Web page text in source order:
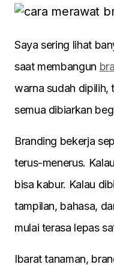
Saya sering lihat
saat membangun
warna sudah dipilih,
semua dibiarkan
Branding bekerja
terus-menerus.
bisa kabur. Kalau
tampilan, bahasa,
mulai terasa lepas
Ibarat tanaman,